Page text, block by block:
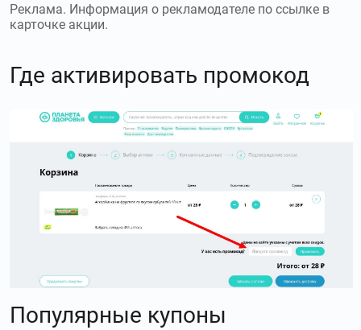
Реклама. Информация о рекламодателе по ссылке в
карточке акции.
Где активировать промокод
Популярные купоны